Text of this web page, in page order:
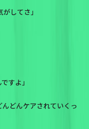
してさ」
すよ」
どんケアされていくっ